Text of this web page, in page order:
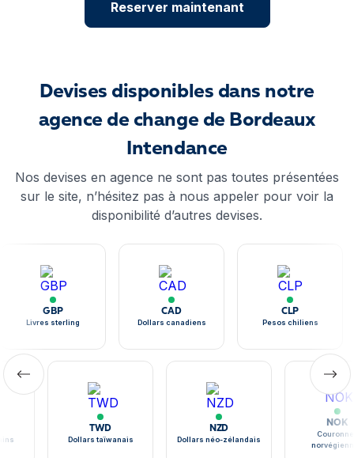
Reserver maintenant
Devises disponibles dans notre
agence de change de Bordeaux
Intendance
Nos devises en agence ne sont pas toutes présentées
sur le site, n’hésitez pas à nous appeler pour voir la
disponibilité d’autres devises.
GBP
Livres sterling
CAD
Dollars canadiens
CLP
Pesos chiliens
TWD
Dollars taïwanais
NZD
Dollars néo-zélandais
NOK